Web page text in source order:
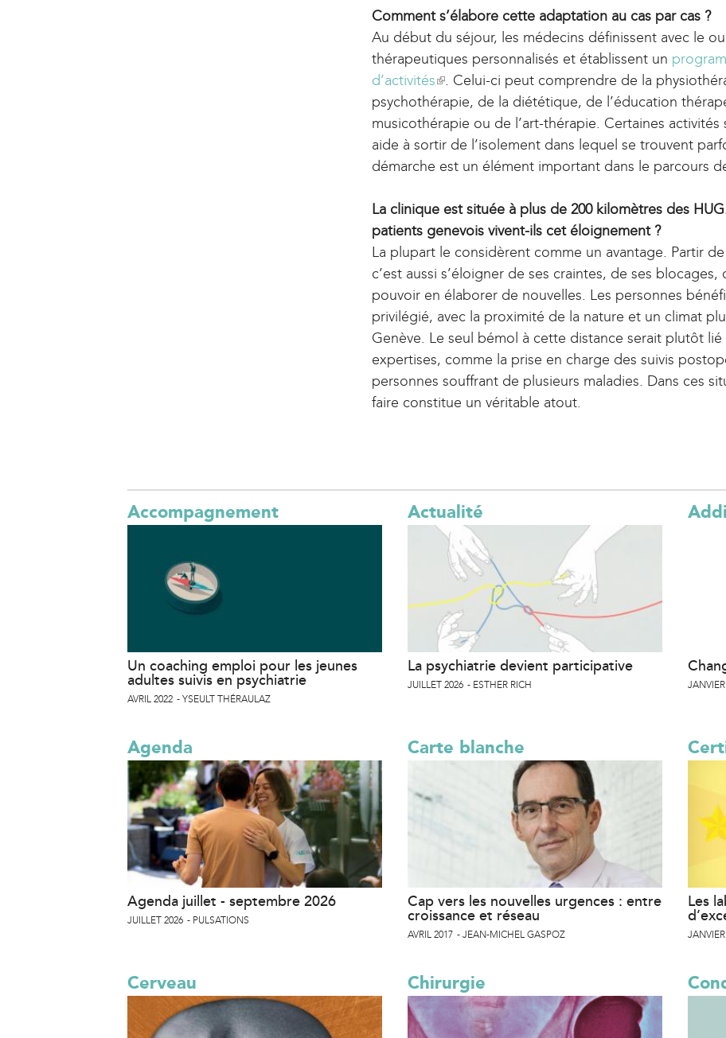
Comment s’élabore cette adaptation au cas par cas ?
Au début du séjour, les médecins définissent avec le
thérapeutiques personnalisés et établissent un
d’activités(
l
i
n
k
s
e
t
e
r
n
a
l
)
. Celui-ci peut comprendre de la
psychothérapie, de la diététique, de l’éducation
musicothérapie ou de l’art-thérapie. Certaines
aide à sortir de l’isolement dans lequel se trouvent
démarche est un élément important dans le parcours
La clinique est située à plus de 200 kilomètres des
patients genevois vivent-ils cet éloignement ?
La plupart le considèrent comme un avantage. Partir
c’est aussi s’éloigner de ses craintes, de ses
pouvoir en élaborer de nouvelles. Les personnes
privilégié, avec la proximité de la nature et un climat
Genève. Le seul bémol à cette distance serait plutôt
expertises, comme la prise en charge des suivis
personnes souffrant de plusieurs maladies. Dans ces
faire constitue un véritable atout.
Accompagnement
Un coaching emploi pour les jeunes
adultes suivis en psychiatrie
AVRIL 2022 YSEULT THÉRAULAZ
Actualité
La psychiatrie devient participative
JUILLET 2026 ESTHER RICH
Agenda
Agenda juillet - septembre 2026
JUILLET 2026 PULSATIONS
Carte blanche
Cap vers les nouvelles urgences : entre
croissance et réseau
AVRIL 2017 JEAN-MICHEL GASPOZ
Les
Cerveau Chirurgie